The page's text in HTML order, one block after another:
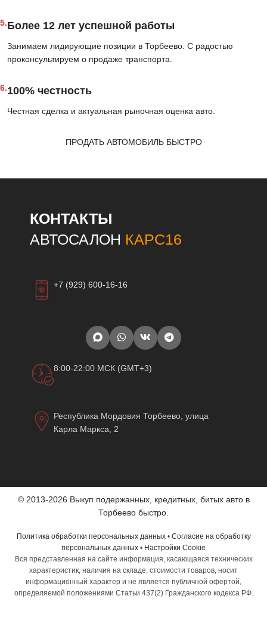
5.Более 12 лет успешной работы
Занимаем лидирующие позиции в Торбеево. С радостью
проконсультируем о продаже транспорта.
6.100% честность
Честная сделка и актуальная рыночная оценка авто.
ПРОДАТЬ АВТОМОБИЛЬ БЫСТРО
КОНТАКТЫ
АВТОСАЛОН КАРС16
+7 (929) 600-16-16
8:00-22:00 МСК (GMT+3)
Республика Мордовия Торбеево, улица
Карла Маркса, 2
© 2013-2026 Выкуп подержанных, кредитных, битых авто в
Торбеево быстро.
Политика обработки персональных данных• Согласие на обработку
персональных данных • Настройки Cookie
Вся представленная на сайте информация, касающаяся технических
характеристик, наличия на складе, стоимости товаров, носит
информационный характер и не является публичной офертой,
определяемой положениями Статьи 437(2) Гражданского кодекса РФ.